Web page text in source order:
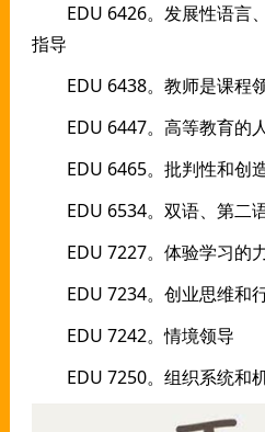
EDU 6426。发展性语言
指导
EDU 6438。教师是课程
EDU 6447。高等教育的
EDU 6465。批判性和创
EDU 6534。双语、第二
EDU 7227。体验学习的
EDU 7234。创业思维和
EDU 7242。情境领导
EDU 7250。组织系统和